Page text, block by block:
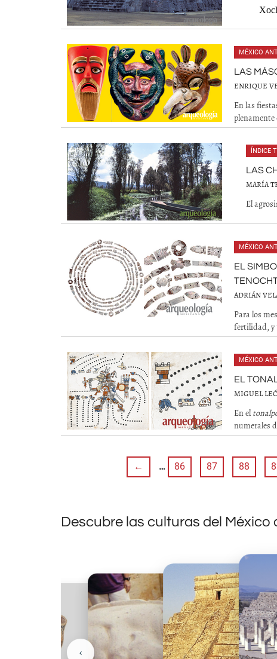
MÉXICO
LAS
ENRIQUE
En las
plenamente
ÍNDICE
LAS
MARÍA
El
MÉXICO
EL
ADRIÁN
Para los
fertilidad, y
MÉXICO
EL
MIGUEL
En el
numerales
← … 86 87 88
Descubre las culturas del México
‹